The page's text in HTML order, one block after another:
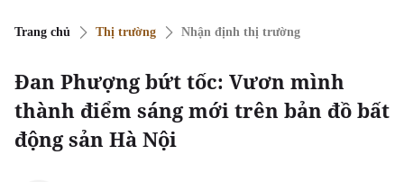
Trang chủ Thị trường Nhận định thị trường
Đan Phượng bứt tốc: Vươn mình
thành điểm sáng mới trên bản đồ bất
động sản Hà Nội